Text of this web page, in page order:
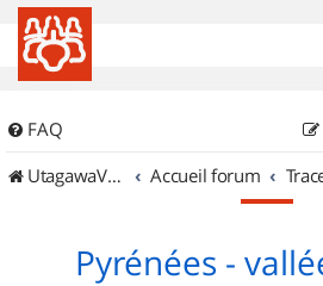
FAQ
UtagawaVTT (Randos VTT et VTTAE avec traces GPS)
Accueil forum
Pyrénées -